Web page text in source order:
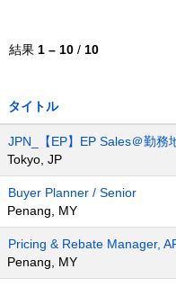
結果 1 – 10 / 10
タイトル
JPN_【EP】EP Sales＠勤務
Tokyo, JP
Buyer Planner / Senior
Penang, MY
Pricing & Rebate Manager,
Penang, MY